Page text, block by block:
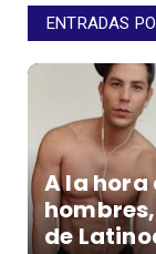
ENTRADAS
A la
de